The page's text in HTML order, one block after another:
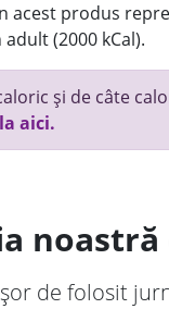
acest produs
(2000 kCal).
și de câte
aici.
de folosit